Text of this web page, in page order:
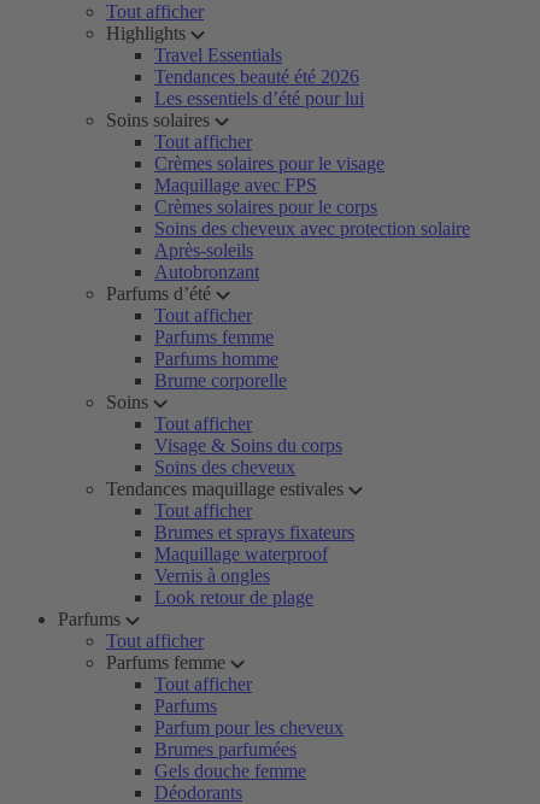
Tout afficher
Highlights
Travel Essentials
Tendances beauté été 2026
Les essentiels d’été pour lui
Soins solaires
Tout afficher
Crèmes solaires pour le visage
Maquillage avec FPS
Crèmes solaires pour le corps
Soins des cheveux avec protection solaire
Après-soleils
Autobronzant
Parfums d’été
Tout afficher
Parfums femme
Parfums homme
Brume corporelle
Soins
Tout afficher
Visage & Soins du corps
Soins des cheveux
Tendances maquillage estivales
Tout afficher
Brumes et sprays fixateurs
Maquillage waterproof
Vernis à ongles
Look retour de plage
Parfums
Tout afficher
Parfums femme
Tout afficher
Parfums
Parfum pour les cheveux
Brumes parfumées
Gels douche femme
Déodorants